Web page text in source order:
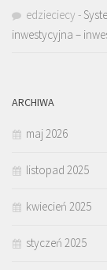
edzieciecy -
inwestycyjna –
ARCHIWA
maj 2026
listopad 2025
kwiecień 2025
styczeń 2025